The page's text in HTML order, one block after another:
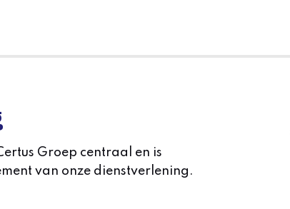
Groep centraal en is
van onze dienstverlening.